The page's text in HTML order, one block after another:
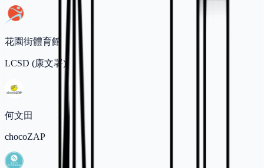
花園街體育館
LCSD (康文署)
何文田
chocoZAP